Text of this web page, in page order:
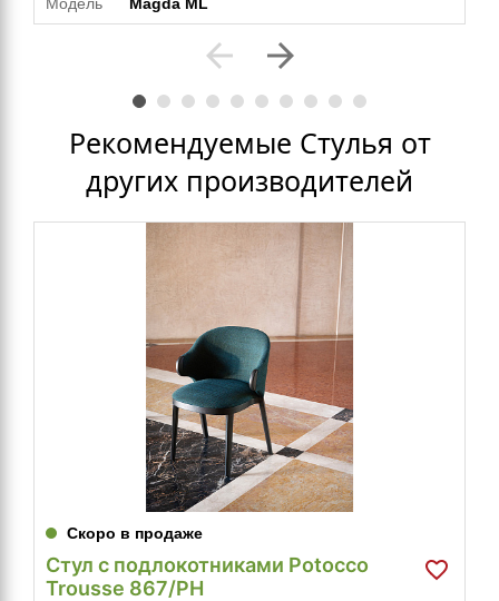
arrow_back arrow_forward
Рекомендуемые Стулья от
других производителей
Скоро в продаже
Стул с подлокотниками Potocco
Trousse 867/PH